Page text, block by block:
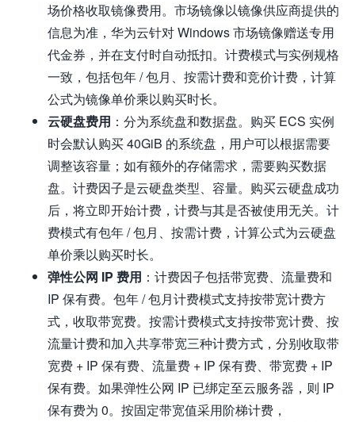
场价格收取镜像费用。市场镜像以镜像供应商提供的
信息为准，华为云针对 Windows 市场镜像赠送专用
代金券，并在支付时自动抵扣。计费模式与实例规格
一致，包括包年 / 包月、按需计费和竞价计费，计算
公式为镜像单价乘以购买时长。
云硬盘费用 ：分为系统盘和数据盘。购买 ECS 实例
时会默认购买 40GiB 的系统盘，用户可以根据需要
调整该容量；如有额外的存储需求，需要购买数据
盘。计费因子是云硬盘类型、容量。购买云硬盘成功
后，将立即开始计费，计费与其是否被使用无关。计
费模式有包年 / 包月、按需计费，计算公式为云硬盘
单价乘以购买时长。
弹性公网 IP 费用 ：计费因子包括带宽费、流量费和
IP 保有费。包年 / 包月计费模式支持按带宽计费方
式，收取带宽费。按需计费模式支持按带宽计费、按
流量计费和加入共享带宽三种计费方式，分别收取带
宽费 + IP 保有费、流量费 + IP 保有费、带宽费 + IP
保有费。如果弹性公网 IP 已绑定至云服务器，则 IP
保有费为 0。按固定带宽值采用阶梯计费，